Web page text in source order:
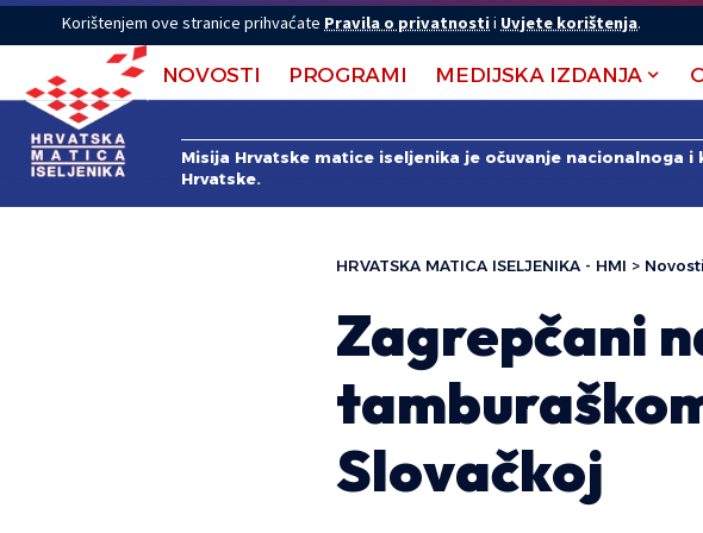
Korištenjem ove stranice prihvaćate Pravila o privatnostii Uvjete korištenja.
NOVOSTI PROGRAMI MEDIJSKA IZDANJA
Misija Hrvatske matice iseljenika je očuvanje nacionalnoga
Hrvatske.
HRVATSKA MATICA ISELJENIKA - HMI > Novosti
Zagrepčani
Slovačkoj